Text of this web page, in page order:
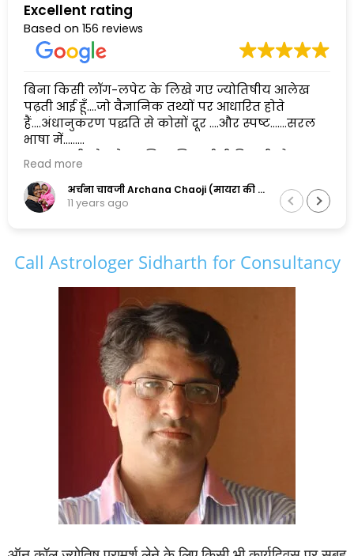
Excellent rating
Based on 156 reviews
बिना किसी लॉग-लपेट के लिखे गए ज्योतिषीय आलेख
पढ़ती आई हूँ....जो वैज्ञानिक तथ्यों पर आधारित होते
हैं....अंधानुकरण पद्धति से कोसों दूर ....और स्पष्ट.......सरल
भाषा में......
एक सुलझी सोच के मालिक सिद्धार्थ जी पिछली और
अगली दोनों पीढ़ियों के सामंजस्य को बनाए रखने में
सफल है,और इसलिए मैं इनकी कायल हूँ.......
Read more
अर्चना चावजी Archana Chaoji (मायरा की नानी)
11 years ago
Call Astrologer Sidharth for Consultancy